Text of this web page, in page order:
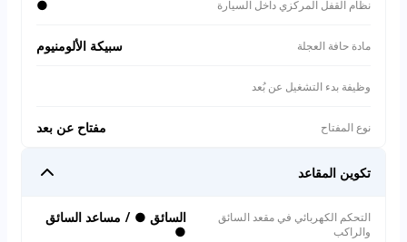
نظام القفل المركزي داخل السيارة ●
مادة حافة العجلة سبيكة الألومنيوم
وظيفة بدء التشغيل عن بُعد
نوع المفتاح مفتاح عن بعد
تكوين المقاعد
التحكم الكهربائي في مقعد السائق
والراكب
السائق ● / مساعد السائق
●